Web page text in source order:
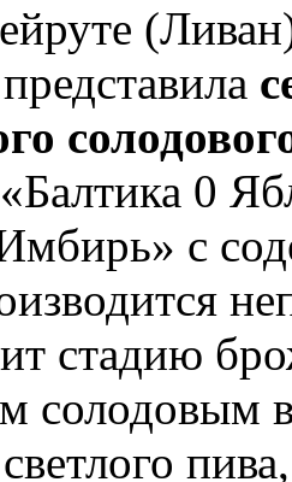
представила
0
с
стадию
солодовым